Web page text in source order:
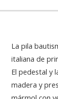
La pila
italiana de
El pedestal y
madera y